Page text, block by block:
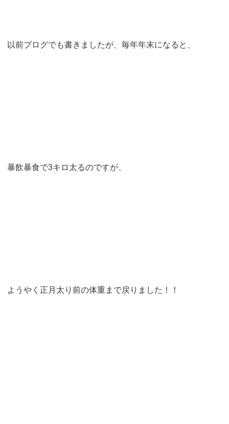
以前ブログでも書きましたが、毎年年末になると、
暴飲暴食で3キロ太るのですが、
ようやく正月太り前の体重まで戻りました！！